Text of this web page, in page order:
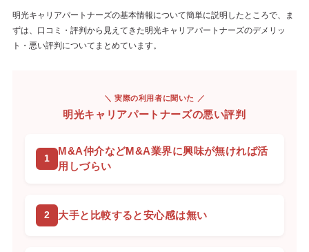
明光キャリアパートナーズの基本情報について簡単に説明したところで、ま
ずは、口コミ・評判から見えてきた明光キャリアパートナーズのデメリッ
ト・悪い評判についてまとめています。
＼ 実際の利用者に聞いた ／
明光キャリアパートナーズの悪い評判
M&A仲介などM&A業界に興味が無ければ活
用しづらい
大手と比較すると安心感は無い